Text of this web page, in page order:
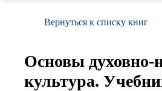
Вернуться к списку книг
Основы духовно-
культура.